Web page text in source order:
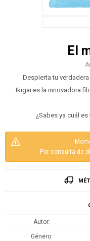
El
Despierta tu
Ikigai es la innovadora
¿Sabes ya cuál
Por consulta de
Autor
Género